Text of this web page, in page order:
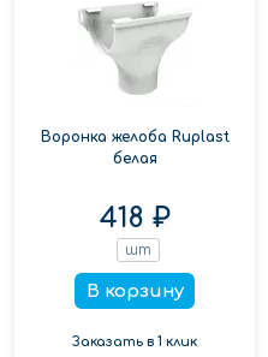
Воронка желоба Ruplast
белая
418 ₽
шт
В корзину
Заказать в 1 клик